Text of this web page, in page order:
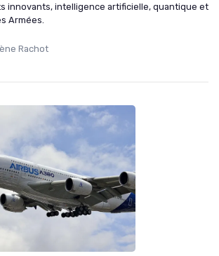
innovants, intelligence artificielle, quantique et
Armées.
Rachot